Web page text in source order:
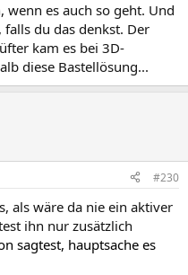
wenn es auch so geht. Und
falls du das denkst. Der
kam es bei 3D-
diese Bastellösung...
#230
als wäre da nie ein aktiver
ihn nur zusätzlich
sagtest, hauptsache es